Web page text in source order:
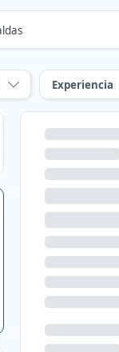
Experiencia